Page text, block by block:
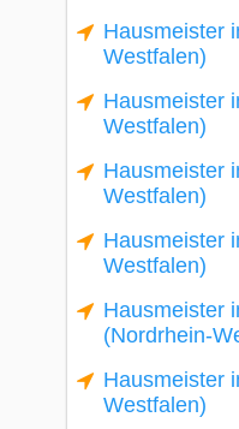
Hausmeister
Westfalen)
Hausmeister
Westfalen)
Hausmeister
Westfalen)
Hausmeister
Westfalen)
Hausmeister
(Nordrhein-
Hausmeister
Westfalen)